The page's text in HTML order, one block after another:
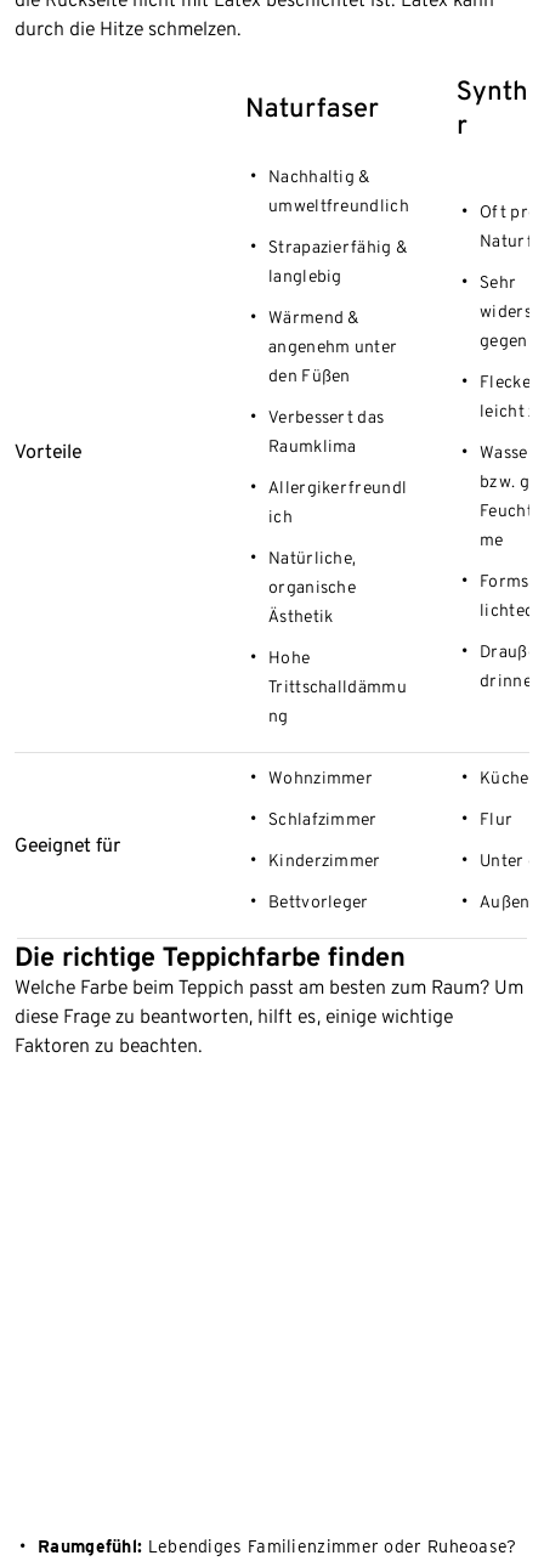
durch die Hitze schmelzen.
Naturfaser
r
Vorteile
Nachhaltig &
umweltfreundlich
Strapazierfähig &
langlebig
Wärmend &
angenehm unter
den Füßen
Verbessert das
Raumklima
Allergikerfreundl
ich
Natürliche,
organische
Ästhetik
Hohe
Trittschalldämmu
ng
Oft
Sehr
gegen
leicht
bzw.
me
Geeignet für
Wohnzimmer
Schlafzimmer
Kinderzimmer
Bettvorleger
Küche
Flur
Unter
Die richtige Teppichfarbe finden
Welche Farbe beim Teppich passt am besten zum Raum? Um
diese Frage zu beantworten, hilft es, einige wichtige
Faktoren zu beachten.
Raumgefühl: Lebendiges Familienzimmer oder Ruheoase?